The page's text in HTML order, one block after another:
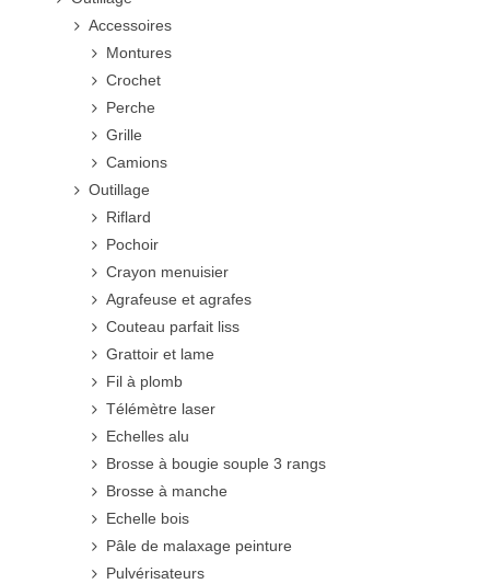
Accessoires
Montures
Crochet
Perche
Grille
Camions
Outillage
Riflard
Pochoir
Crayon menuisier
Agrafeuse et agrafes
Couteau parfait liss
Grattoir et lame
Fil à plomb
Télémètre laser
Echelles alu
Brosse à bougie souple 3 rangs
Brosse à manche
Echelle bois
Pâle de malaxage peinture
Pulvérisateurs